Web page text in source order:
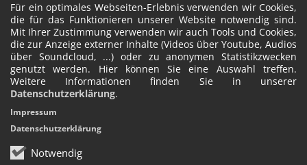
Für ein optimales Webseiten-Erlebnis verwenden wir Cookies,
die für das Funktionieren unserer Website notwendig sind.
Mit Ihrer Zustimmung verwenden wir auch Tools und Cookies,
die zur Anzeige externer Inhalte (Videos über Youtube, Audios
über Soundcloud, ...) oder zu anonymen Statistikzwecken
genutzt werden. Hier können Sie eine Auswahl treffen.
Weitere Informationen finden Sie in unserer
Datenschutzerklärung.
Notwendig
Impressum
Datenschutzerklärung